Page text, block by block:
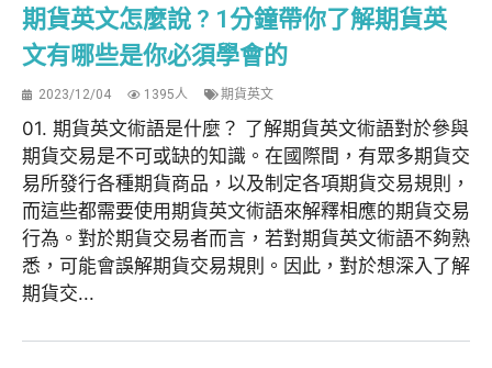
期貨英文怎麼說 ? 1分鐘帶你了解期貨英
文有哪些是你必須學會的
2023/12/04 1395人 期貨英文
01. 期貨英文術語是什麼？ 了解期貨英文術語對於參與
期貨交易是不可或缺的知識。在國際間，有眾多期貨交
易所發行各種期貨商品，以及制定各項期貨交易規則，
而這些都需要使用期貨英文術語來解釋相應的期貨交易
行為。對於期貨交易者而言，若對期貨英文術語不夠熟
悉，可能會誤解期貨交易規則。因此，對於想深入了解
期貨交...